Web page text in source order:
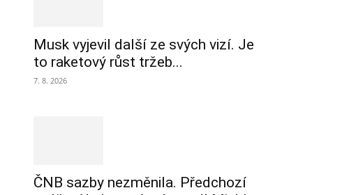
Musk vyjevil další ze svých vizí. Je
to raketový růst tržeb...
7. 8. 2026
ČNB sazby nezměnila. Předchozí